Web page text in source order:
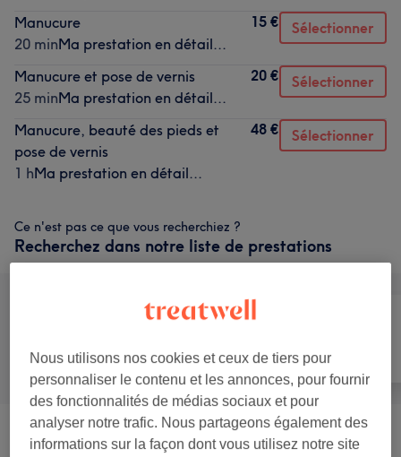
Manucure
20 minMa prestation en détail...
15 € Sélectionner
Manucure et pose de vernis
25 minMa prestation en détail...
20 € Sélectionner
Manucure, beauté des pieds et
pose de vernis
1 hMa prestation en détail...
48 € Sélectionner
Ce n'est pas ce que vous recherchiez ?
Recherchez dans notre liste de prestations
Tout
Beauté des pieds
Pose De Faux Ongles (8) à partir de 5 €
Nous utilisons nos cookies et ceux de tiers pour
personnaliser le contenu et les annonces, pour fournir
des fonctionnalités de médias sociaux et pour
analyser notre trafic. Nous partageons également des
informations sur la façon dont vous utilisez notre site